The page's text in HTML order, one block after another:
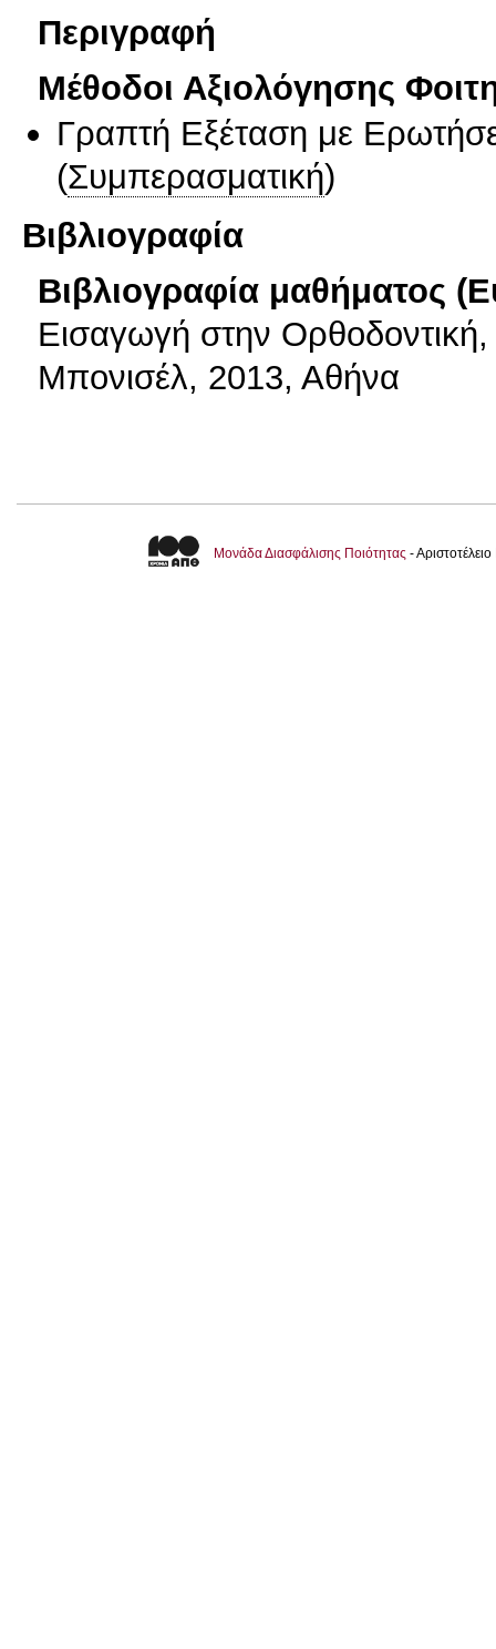
Περιγραφή
Μέθοδοι Αξιολόγησης
Γραπτή Εξέταση με
(Συμπερασματική)
Βιβλιογραφία
Βιβλιογραφία μαθήματος
Εισαγωγή στην Ορθοδοντική,
Μπονισέλ, 2013, Αθήνα
Μονάδα Διασφάλισης Ποιότητας -